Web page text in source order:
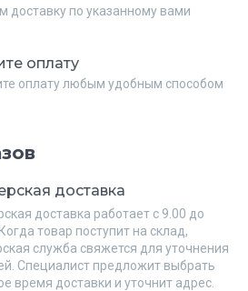
доставку по указанному вами
оплату
оплату любым удобным способом
доставка
доставка работает с 9.00 до
товар поступит на склад,
служба свяжется для уточнения
Специалист предложит выбрать
время доставки и уточнит адрес.